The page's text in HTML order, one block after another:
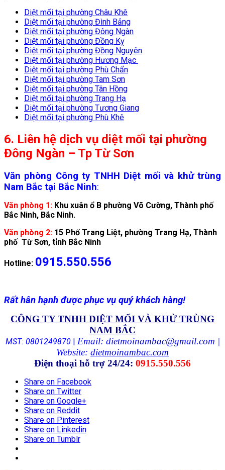
Diệt mối tại phường Châu Khê
Diệt mối tại phường Đình Bảng
Diệt mối tại phường Đông Ngàn
Diệt mối tại phường Đồng Kỵ
Diệt mối tại phường Đồng Nguyên
Diệt mối tại phường Hương Mạc
Diệt mối tại phường Phù Chẩn
Diệt mối tại phường Tam Sơn
Diệt mối tại phường Tân Hồng
Diệt mối tại phường Trang Hạ
Diệt mối tại phường Tương Giang
Diệt mối tại phường Phù Khê
6. Liên hệ dịch vụ diệt mối tại phường
Đông Ngàn – Tp Từ Sơn
Văn phòng Công ty TNHH Diệt mối và khử trùng
Nam Bắc tại Bắc Ninh:
Văn phòng 1: Khu xuân ổ B phường Võ Cường, Thành phố
Bắc Ninh, Bắc Ninh.
Văn phòng 2: 15 Phố Trang Liệt, phường Trang Hạ, Thành
phố Từ Sơn, tỉnh Bắc Ninh
Hotline: 0915.550.556
Rất hân hạnh được phục vụ quý khách hàng!
CÔNG TY TNHH DIỆT MỐI VÀ KHỬ TRÙNG
NAM BẮC
MST: 0801249870| Email: dietmoinambac@gmail.com |
Website: dietmoinambac.com
Điện thoại hỗ trợ 24/24: 0915.550.556
Share on Facebook
Share on Twitter
Share on Google+
Share on Reddit
Share on Pinterest
Share on Linkedin
Share on Tumblr